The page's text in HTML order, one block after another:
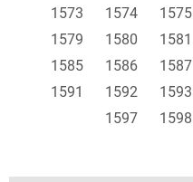
1573
1574 1575
1579
1580 1581
1585
1586 1587
1591
1592 1593
1597
1598